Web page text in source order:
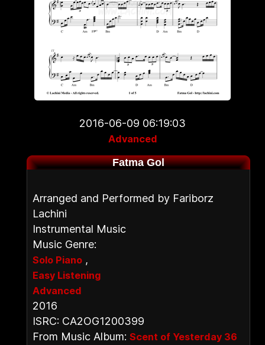
2016-06-09 06:19:03
Advanced
Fatma Gol
Arranged and Performed by Fariborz
Lachini
Instrumental Music
Music Genre:
Solo Piano ,
Easy Listening
Advanced
2016
ISRC: CA2OG1200399
From Music Album: Scent of Yesterday 36